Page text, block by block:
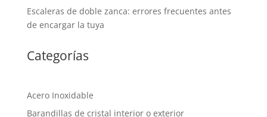
Escaleras de doble zanca: errores frecuentes antes
de encargar la tuya
Categorías
Acero Inoxidable
Barandillas de cristal interior o exterior